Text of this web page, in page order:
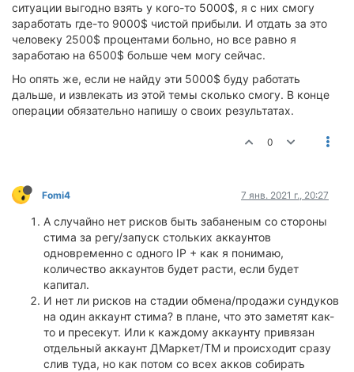
ситуации выгодно взять у кого-то 5000$, я с них смогу
заработать где-то 9000$ чистой прибыли. И отдать за это
человеку 2500$ процентами больно, но все равно я
заработаю на 6500$ больше чем могу сейчас.
Но опять же, если не найду эти 5000$ буду работать
дальше, и извлекать из этой темы сколько смогу. В конце
операции обязательно напишу о своих результатах.
0
Fomi4 7 янв. 2021 г., 20:27
А случайно нет рисков быть забаненым со стороны
стима за регу/запуск стольких аккаунтов
одновременно с одного IP + как я понимаю,
количество аккаунтов будет расти, если будет
капитал.
И нет ли рисков на стадии обмена/продажи сундуков
на один аккаунт стима? в плане, что это заметят как-
то и пресекут. Или к каждому аккаунту привязан
отдельный аккаунт ДМаркет/ТМ и происходит сразу
слив туда, но как потом со всех акков собирать